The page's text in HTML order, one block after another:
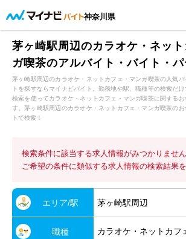
神奈川県
茅ヶ崎駅周辺のカラオケ・ネッ
ガ喫茶のアルバイト・バイト・
茅ヶ崎駅周辺のカラオケ・ネットカフェ・マンガ喫茶の人気
トを探すならマイナビバイト。勤務地や駅、職種等の検索だ
検索を使ってカラオケ・ネットカフェ・マンガ喫茶に関する
す。茅ヶ崎駅周辺のカラオケ・ネットカフェ・マンガ喫茶の
トで検索！
検索条件に該当する求人情報がみつかりません
ご希望の条件に類似する求人情報の検索結果を
エリア/駅 茅ヶ崎駅周辺
職種 カラオケ・ネットカフ